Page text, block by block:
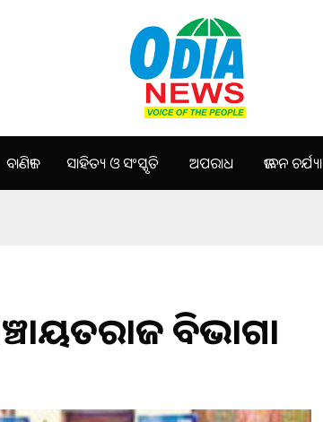
ବାଣିଜ୍ୟ ସାହିତ୍ୟ ଓ ସଂସ୍କୃତି ଅପରାଧ ଜୀବନ ଚର୍ଯ୍ୟା
ବିଭାଗ।